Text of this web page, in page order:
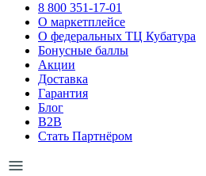
8 800 351-17-01
О маркетплейсе
О федеральных ТЦ Кубатура
Бонусные баллы
Акции
Доставка
Гарантия
Блог
B2B
Стать Партнёром